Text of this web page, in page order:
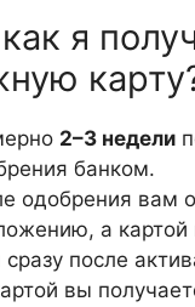
я
2–3 недели
банком.
одобрения вам
а
сразу после
вы